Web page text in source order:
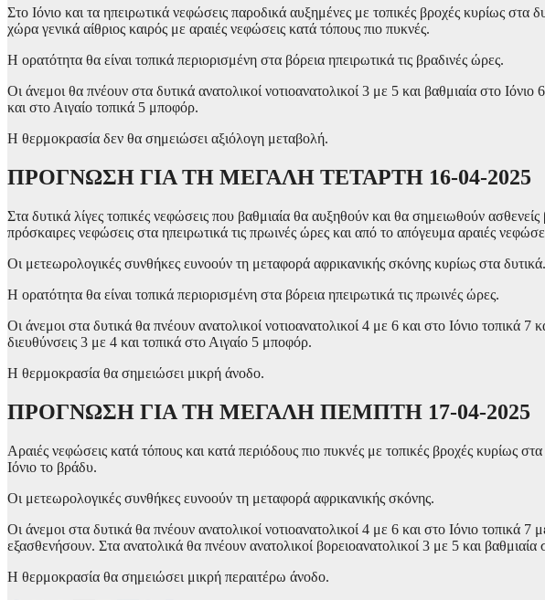
Στο Ιόνιο και τα ηπειρωτικά νεφώσεις παροδικά αυξημένες με τοπικές βροχές κυρίως
χώρα γενικά αίθριος καιρός με αραιές νεφώσεις κατά τόπους πιο πυκνές.
Η ορατότητα θα είναι τοπικά περιορισμένη στα βόρεια ηπειρωτικά τις βραδινές ώρες.
Οι άνεμοι θα πνέουν στα δυτικά ανατολικοί νοτιοανατολικοί 3 με 5 και βαθμιαία στο
και στο Αιγαίο τοπικά 5 μποφόρ.
Η θερμοκρασία δεν θα σημειώσει αξιόλογη μεταβολή.
ΠΡΟΓΝΩΣΗ ΓΙΑ ΤΗ ΜΕΓΑΛΗ ΤΕΤΑΡΤΗ 16-04-2025
Στα δυτικά λίγες τοπικές νεφώσεις που βαθμιαία θα αυξηθούν και θα σημειωθούν
πρόσκαιρες νεφώσεις στα ηπειρωτικά τις πρωινές ώρες και από το απόγευμα αραιές
Οι μετεωρολογικές συνθήκες ευνοούν τη μεταφορά αφρικανικής σκόνης κυρίως στα δυτικά.
Η ορατότητα θα είναι τοπικά περιορισμένη στα βόρεια ηπειρωτικά τις πρωινές ώρες.
Οι άνεμοι στα δυτικά θα πνέουν ανατολικοί νοτιοανατολικοί 4 με 6 και στο Ιόνιο τοπικά
διευθύνσεις 3 με 4 και τοπικά στο Αιγαίο 5 μποφόρ.
Η θερμοκρασία θα σημειώσει μικρή άνοδο.
ΠΡΟΓΝΩΣΗ ΓΙΑ ΤΗ ΜΕΓΑΛΗ ΠΕΜΠΤΗ 17-04-2025
Αραιές νεφώσεις κατά τόπους και κατά περιόδους πιο πυκνές με τοπικές βροχές κυρίως
Ιόνιο το βράδυ.
Οι μετεωρολογικές συνθήκες ευνοούν τη μεταφορά αφρικανικής σκόνης.
Οι άνεμοι στα δυτικά θα πνέουν ανατολικοί νοτιοανατολικοί 4 με 6 και στο Ιόνιο τοπικά
εξασθενήσουν. Στα ανατολικά θα πνέουν ανατολικοί βορειοανατολικοί 3 με 5 και
Η θερμοκρασία θα σημειώσει μικρή περαιτέρω άνοδο.